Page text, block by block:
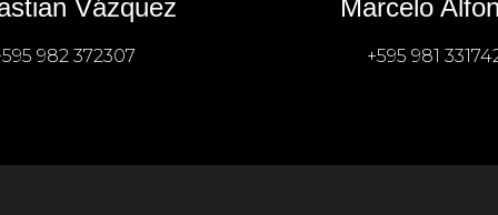
Vázquez
982 372307
Marcelo
+595 981